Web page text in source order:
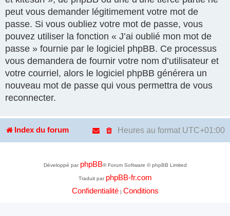
peut vous demander légitimement votre mot de
passe. Si vous oubliez votre mot de passe, vous
pouvez utiliser la fonction « J’ai oublié mon mot de
passe » fournie par le logiciel phpBB. Ce processus
vous demandera de fournir votre nom d’utilisateur et
votre courriel, alors le logiciel phpBB générera un
nouveau mot de passe qui vous permettra de vous
reconnecter.
Index du forum Heures au format UTC+01:00
Développé par phpBB® Forum Software © phpBB Limited
Traduit par phpBB-fr.com
Confidentialité| Conditions